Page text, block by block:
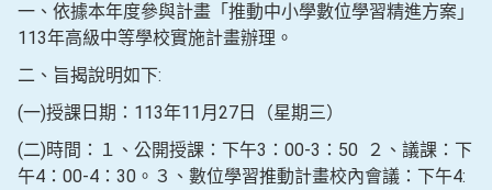
一、依據本年度參與計畫「推動中小學數位學習精進方案」
113年高級中等學校實施計畫辦理。
二、旨揭說明如下:
(一)授課日期：113年11月27日（星期三）
(二)時間：１、公開授課：下午3：00-3：50 ２、議課：下
午4：00-4：30。３、數位學習推動計畫校內會議：下午4: